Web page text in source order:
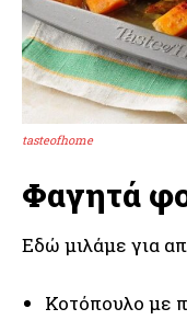
tasteofhome
Φαγητά
Εδώ μιλάμε για
Κοτόπουλο με